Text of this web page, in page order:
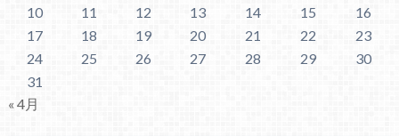
10
11 12 13 14 15
16
17
18 19 20 21 22
23
24
25 26 27 28 29
30
31
« 4月